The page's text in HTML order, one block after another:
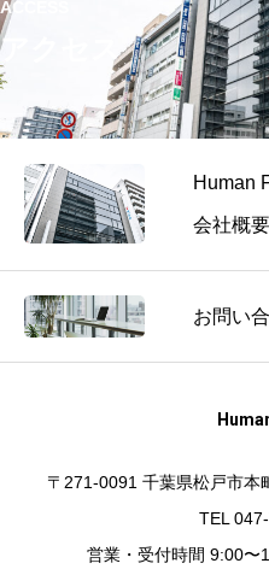
ACCESS
アクセス
Human
会社概要
お問い
〒271-0091 千葉県松戸市本
TEL
営業・受付時間 9:00〜